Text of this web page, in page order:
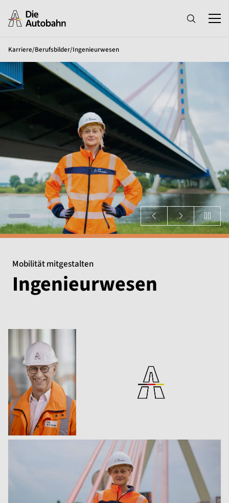
Karriere/Berufsbilder/Ingenieurwesen
Mobilität mitgestalten
Ingenieurwesen